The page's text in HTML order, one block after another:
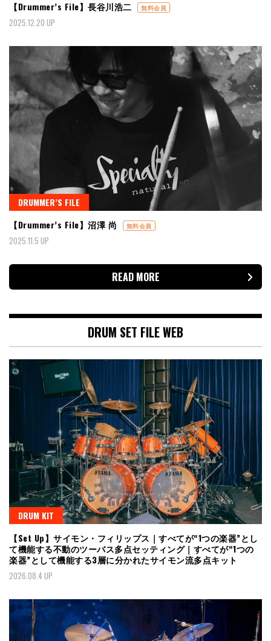
【Drummer’s File】長谷川浩二 無料会員
2025.12.20 UP
DRUMMER’S FILE
【Drummer’s File】沼澤 尚
無料会員
2025.11.5 UP
READ MORE
DRUM SET FILE WEB
DRUM KIT
【Set Up】サイモン・フィリップス｜すべてが“1つの楽器”とし
て機能する不動のツーバス多点セッティング｜すべてが“1つの
楽器”として機能する3層に分かれたサイモン流多点キット
2026.08.4 UP